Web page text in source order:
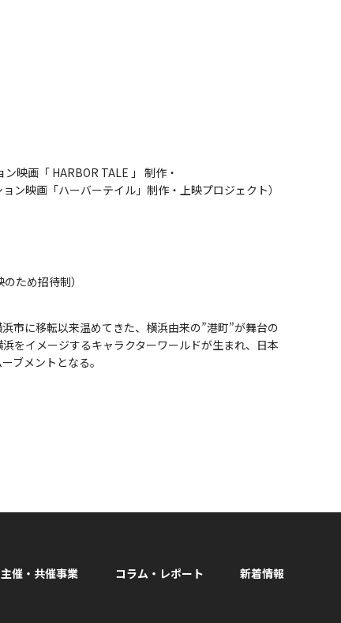
映画「 HARBOR TALE 」 制作・
ン映画「ハーバーテイル」制作・上映プロジェクト）
ため招待制）
市に移転以来温めてきた、横浜由来の”港町”が舞台の
をイメージするキャラクターワールドが生まれ、日本
ブメントとなる。
主催・共催事業 コラム・レポート 新着情報